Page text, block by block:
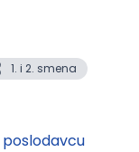
1. i 2. smena
poslodavcu